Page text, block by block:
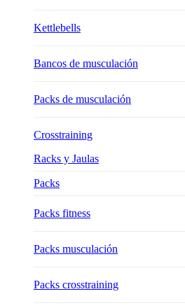
Kettlebells
Bancos de musculación
Packs de musculación
Crosstraining
Racks y Jaulas
Packs
Packs fitness
Packs musculación
Packs crosstraining